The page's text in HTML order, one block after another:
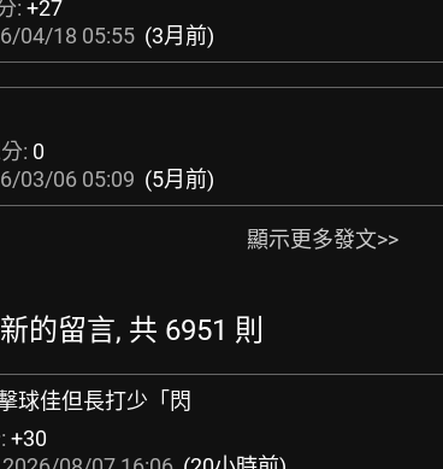
: +27
04/18 05:55 (3月前)
: 0
03/06 05:09 (5月前)
顯示更多發文>>
的留言, 共 6951 則
球佳但長打少「閃
+30